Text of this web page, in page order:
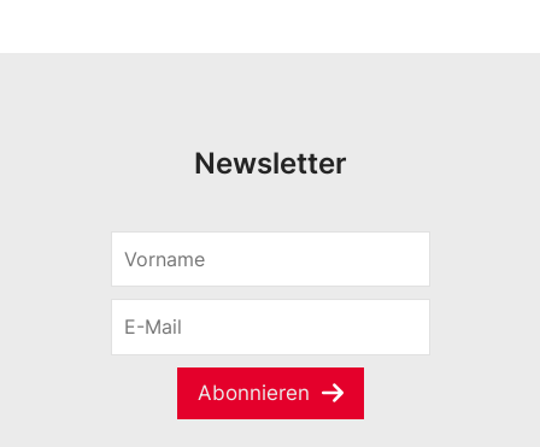
Newsletter
r
m
M
Abonnieren